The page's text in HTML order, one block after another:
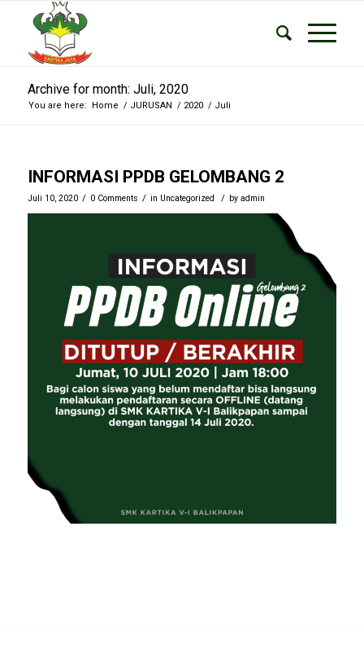
Archive for month: Juli, 2020
You are here: Home / JURUSAN / 2020 / Juli
INFORMASI PPDB GELOMBANG 2
Juli 10, 2020 / 0 Comments / in Uncategorized / by admin